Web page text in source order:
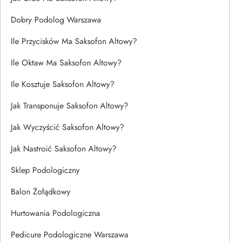
Dobry Podolog Warszawa
Ile Przycisków Ma Saksofon Altowy?
Ile Oktaw Ma Saksofon Altowy?
Ile Kosztuje Saksofon Altowy?
Jak Transponuje Saksofon Altowy?
Jak Wyczyścić Saksofon Altowy?
Jak Nastroić Saksofon Altowy?
Sklep Podologiczny
Balon Żołądkowy
Hurtowania Podologiczna
Pedicure Podologiczne Warszawa